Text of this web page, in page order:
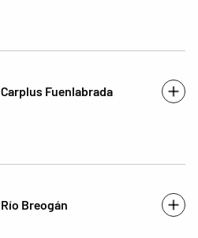
Carplus Fuenlabrada
Río Breogán